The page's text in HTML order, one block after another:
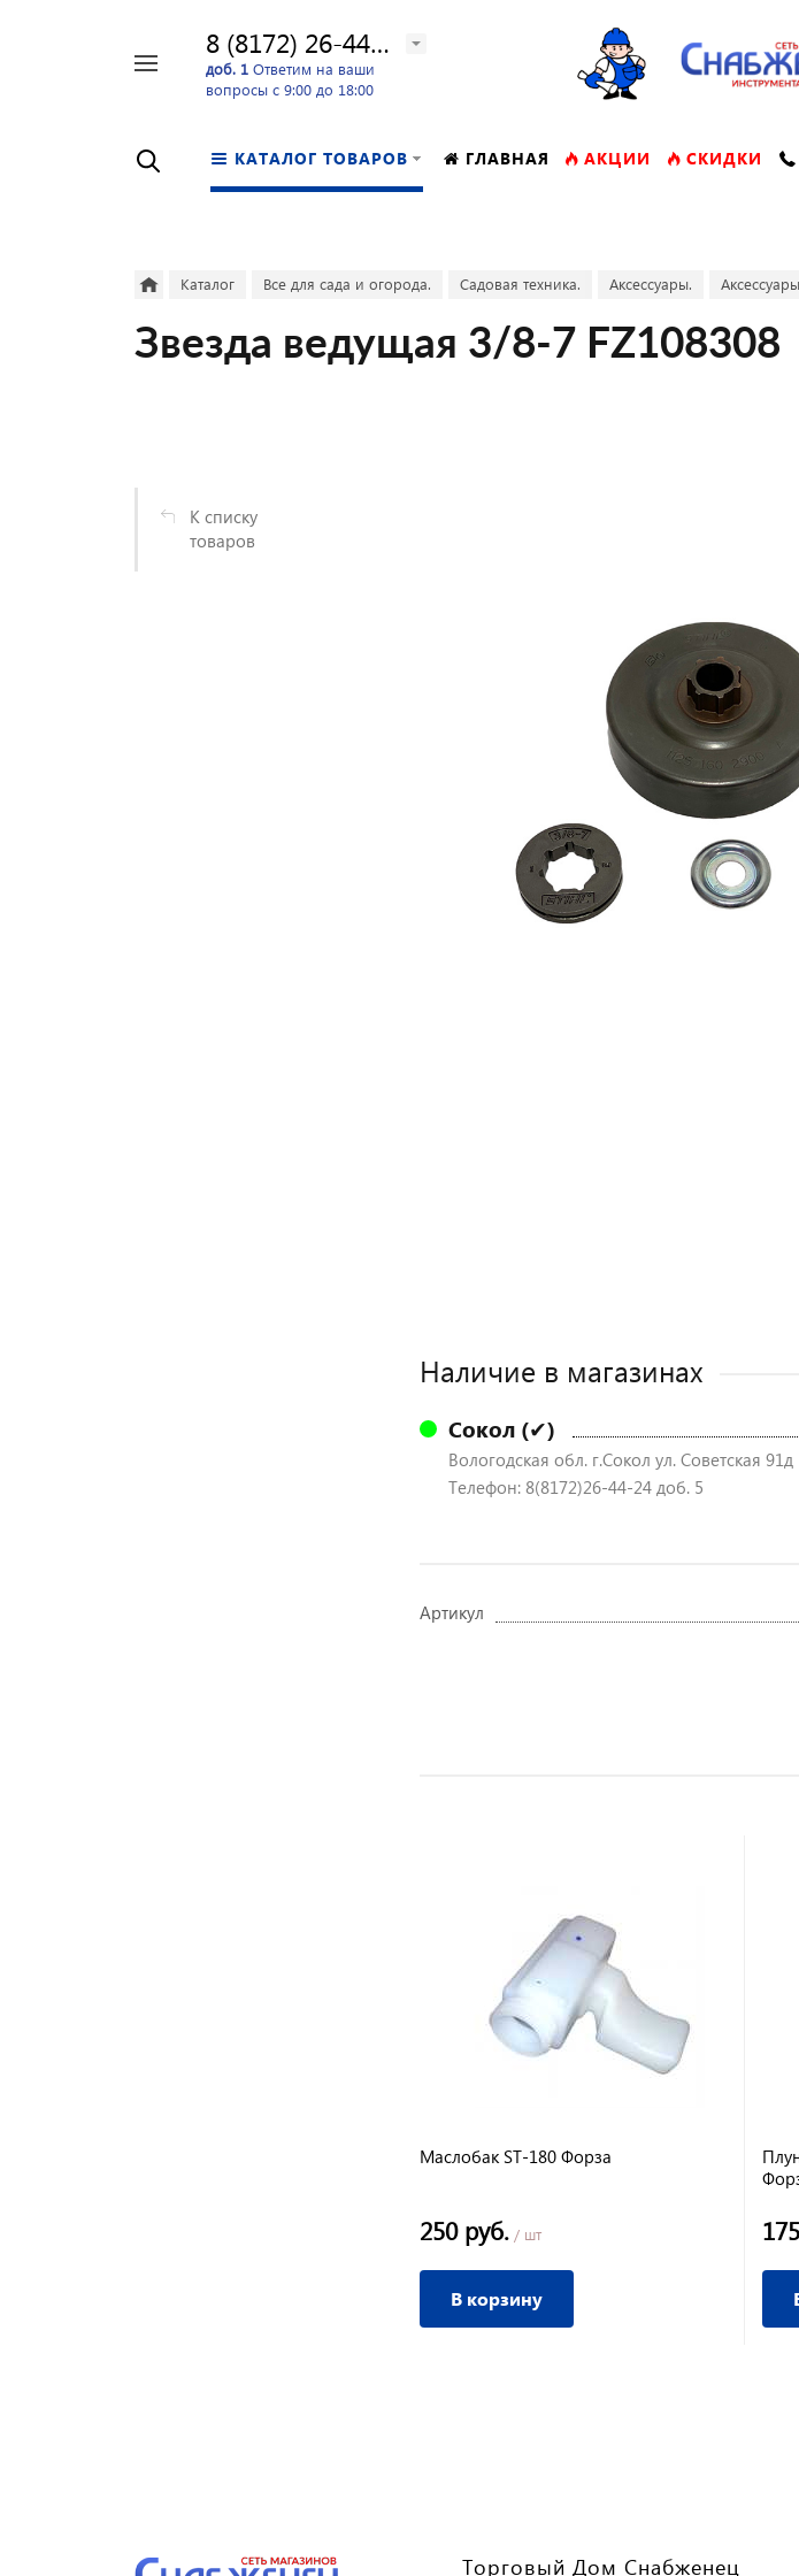
8 (8172) 26-44-24
доб. 1 Ответим на ваши
вопросы с 9:00 до 18:00
КАТАЛОГ ТОВАРОВ ГЛАВНАЯ АКЦИИ СКИДКИ
Каталог Все для сада и огорода. Садовая техника. Аксессуары.
Звезда ведущая 3/8-7 FZ108308
К списку
товаров
Наличие в магазинах
Сокол (✔)
Вологодская обл. г.Сокол ул. Советская 91д
Телефон: 8(8172)26-44-24 доб. 5
Артикул
Маслобак ST-180 Форза
250 руб. / шт
В корзину
Торговый Дом Снабженец